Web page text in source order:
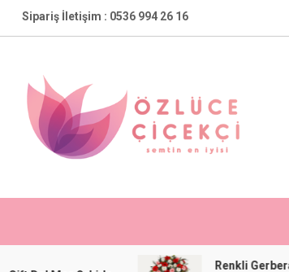
Skip
to
Sipariş İletişim : 0536 994 26 16
Renkli Gerbera